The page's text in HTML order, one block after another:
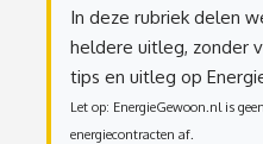
In deze rubriek delen
heldere uitleg, zonder
tips en uitleg op
Let op: EnergieGewoon.nl is
energiecontracten af.